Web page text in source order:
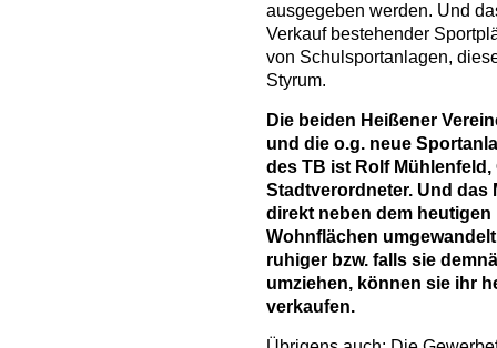
ausgegeben werden. Und
Verkauf bestehender
von Schulsportanlagen,
Styrum.
Die beiden Heißener
und die o.g. neue
des TB ist Rolf Mühlenfeld,
Stadtverordneter. Und das
direkt neben dem heutigen
Wohnflächen
ruhiger bzw. falls sie
umziehen, können sie ihr
verkaufen.